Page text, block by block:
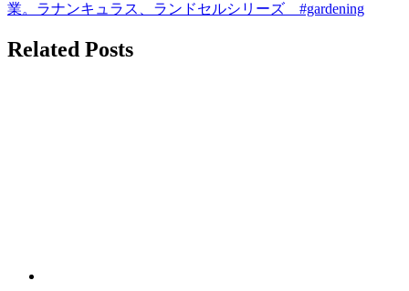
ナ
ビ
業。ラナンキュラス、ランドセルシリーズ #gardening
Related Posts